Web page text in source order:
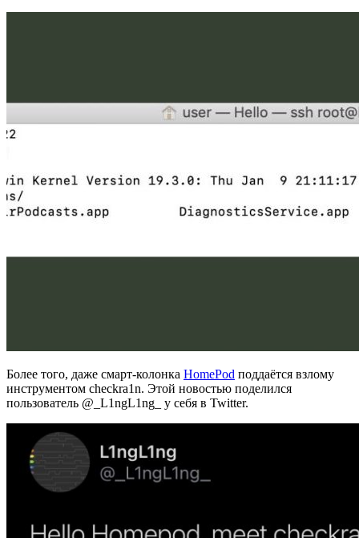
Более того, даже смарт-колонка HomePod поддаётся взлому
инструментом checkra1n. Этой новостью поделился
пользователь @_L1ngL1ng_ у себя в Twitter.